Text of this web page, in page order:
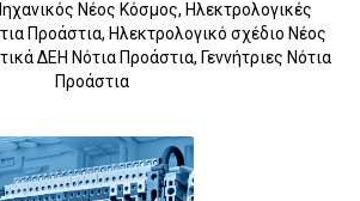
Νέος Κόσμος, Ηλεκτρολογικές
Προάστια, Ηλεκτρολογικό σχέδιο Νέος
ΔΕΗ Νότια Προάστια, Γεννήτριες Νότια
Προάστια